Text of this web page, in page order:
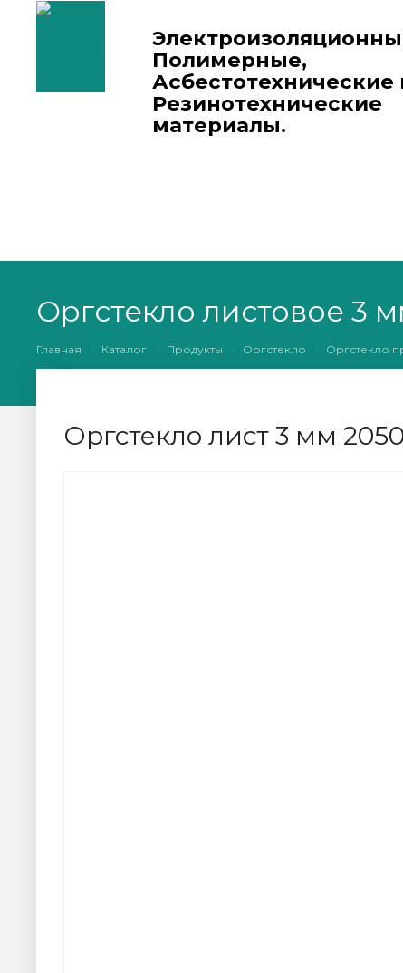
Полимерные,
Асбестотехнические
Резинотехнические
материалы.
Оргстекло листовое 3
Главная Каталог Продукты Оргстекло Оргстекло
Оргстекло лист 3 мм